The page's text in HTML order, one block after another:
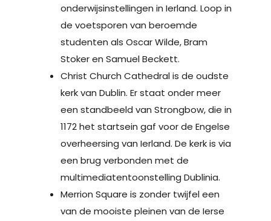
onderwijsinstellingen in Ierland. Loop in
de voetsporen van beroemde
studenten als Oscar Wilde, Bram
Stoker en Samuel Beckett.
Christ Church Cathedral is de oudste
kerk van Dublin. Er staat onder meer
een standbeeld van Strongbow, die in
1172 het startsein gaf voor de Engelse
overheersing van Ierland. De kerk is via
een brug verbonden met de
multimediatentoonstelling Dublinia.
Merrion Square is zonder twijfel een
van de mooiste pleinen van de Ierse